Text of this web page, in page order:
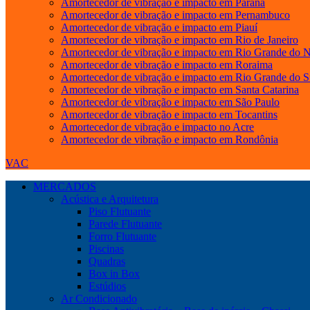
Amortecedor de vibração e impacto em Paraná
Amortecedor de vibração e impacto em Pernambuco
Amortecedor de vibração e impacto em Piauí
Amortecedor de vibração e impacto em Rio de Janeiro
Amortecedor de vibração e impacto em Rio Grande do
Amortecedor de vibração e impacto em Roraima
Amortecedor de vibração e impacto em Rio Grande do
Amortecedor de vibração e impacto em Santa Catarina
Amortecedor de vibração e impacto em São Paulo
Amortecedor de vibração e impacto em Tocantins
Amortecedor de vibração e impacto no Acre
Amortecedor de vibração e impacto em Rondônia
VAC
MERCADOS
Acústica e Arquitetura
Piso Flutuante
Parede Flutuante
Forro Flutuante
Piscinas
Quadras
Box in Box
Estúdios
Ar Condicionado